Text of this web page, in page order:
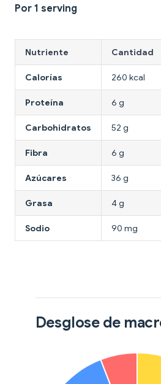
Por 1 serving
Nutriente Cantidad
Calorías 260 kcal
Proteína 6 g
Carbohidratos 52 g
Fibra 6 g
Azúcares 36 g
Grasa 4 g
Sodio 90 mg
Desglose de